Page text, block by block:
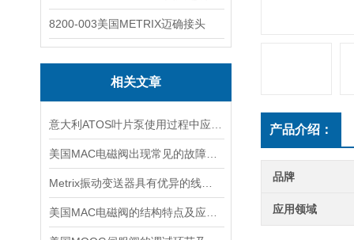
8200-003美国METRIX迈确接头
相关文章
产品介绍：
品牌
应用领域